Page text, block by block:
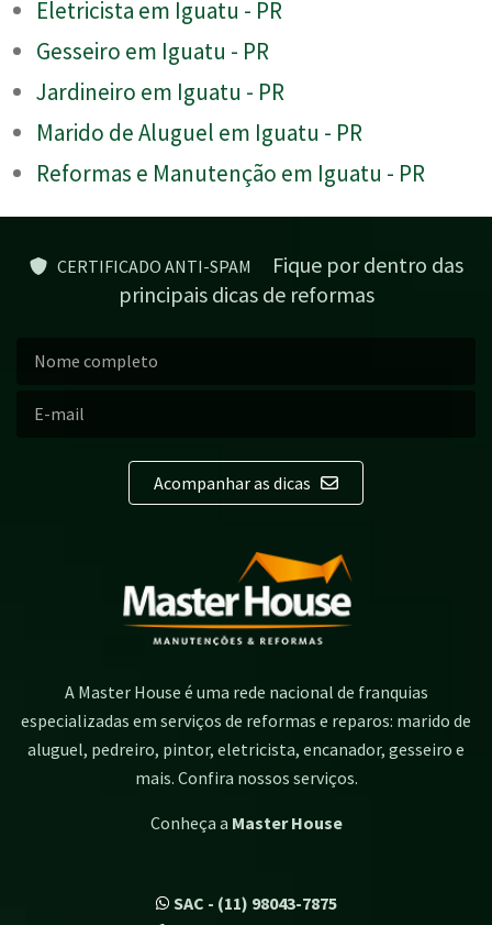
Eletricista em Iguatu - PR
Gesseiro em Iguatu - PR
Jardineiro em Iguatu - PR
Marido de Aluguel em Iguatu - PR
Reformas e Manutenção em Iguatu - PR
CERTIFICADO ANTI-SPAM
Fique por dentro das
principais dicas de reformas
Acompanhar as dicas
A Master House é uma rede nacional de franquias
especializadas em serviços de reformas e reparos: marido de
aluguel, pedreiro, pintor, eletricista, encanador, gesseiro e
mais. Confira nossos serviços.
Conheça a Master House
SAC - (11) 98043-7875